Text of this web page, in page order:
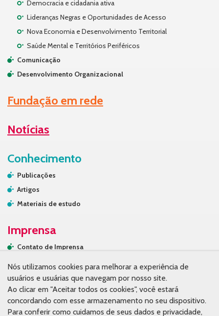
Democracia e cidadania ativa
Lideranças Negras e Oportunidades de Acesso
Nova Economia e Desenvolvimento Territorial
Saúde Mental e Territórios Periféricos
Comunicação
Desenvolvimento Organizacional
Fundação em rede
Notícias
Conhecimento
Publicações
Artigos
Materiais de estudo
Imprensa
Contato de Imprensa
Na mídia
Contato
Nós utilizamos cookies para melhorar a experiência de
usuários e usuárias que navegam por nosso site.
Ao clicar em "Aceitar todos os cookies", você estará
concordando com esse armazenamento no seu dispositivo.
Para conferir como cuidamos de seus dados e privacidade,